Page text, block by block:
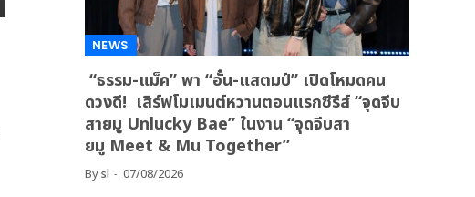
NEWS
“ธรรม-แม็ค” พา “อั๋น-แสตมป์” เปิดโหมดคน
ดวงดี! เสิร์ฟโมเมนต์หวานตอนแรกซีรีส์ “จุดจีบ
สายมู Unlucky Bae” ในงาน “จุดจีบสา
ยมู Meet & Mu Together”
Bysl 07/08/2026